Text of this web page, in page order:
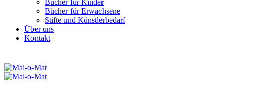
Bücher für Kinder
Bücher für Erwachsene
Stifte und Künstlerbedarf
Über uns
Kontakt